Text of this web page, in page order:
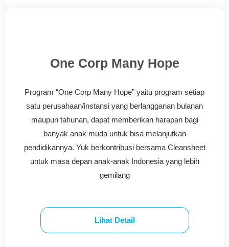
One Corp Many Hope
Program “One Corp Many Hope” yaitu program setiap
satu perusahaan/instansi yang berlangganan bulanan
maupun tahunan, dapat memberikan harapan bagi
banyak anak muda untuk bisa melanjutkan
pendidikannya. Yuk berkontribusi bersama Cleansheet
untuk masa depan anak-anak Indonesia yang lebih
gemilang
Lihat Detail